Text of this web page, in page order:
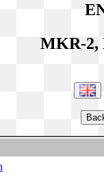
MKR-2,